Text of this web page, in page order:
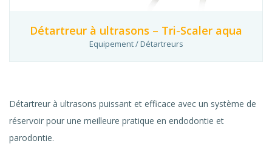
Détartreur à ultrasons – Tri-Scaler aqua
Equipement / Détartreurs
Détartreur à ultrasons puissant et efficace avec un système de
réservoir pour une meilleure pratique en endodontie et
parodontie.